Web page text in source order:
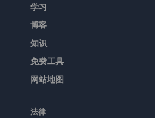
学习
博客
知识
免费工具
网站地图
法律